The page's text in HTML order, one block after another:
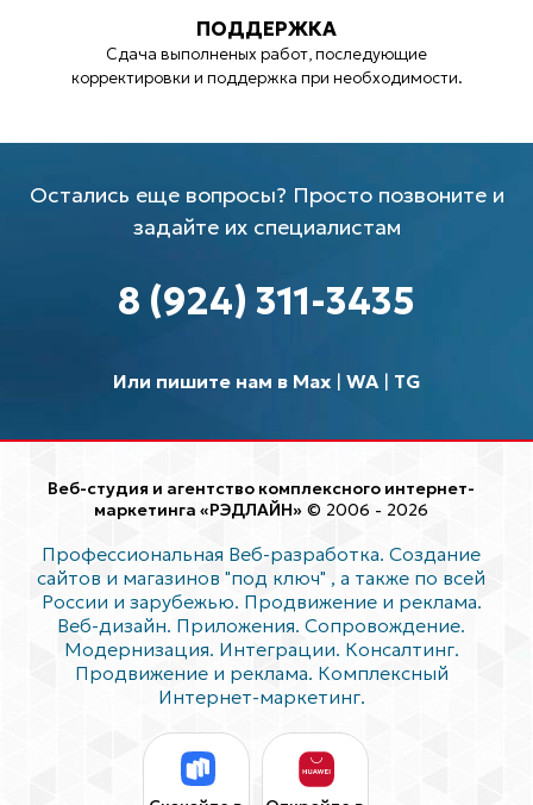
ПОДДЕРЖКА
Сдача выполненых работ, последующие
корректировки и поддержка при необходимости.
Остались еще вопросы? Просто позвоните и
задайте их специалистам
8 (924) 311-3435
Или пишите нам в Max| WA| TG
Веб-студия и агентство комплексного интернет-
маркетинга «РЭДЛАЙН» © 2006 - 2026
Профессиональная Веб-разработка. Создание
сайтов и магазинов "под ключ" , а также по всей
России и зарубежью. Продвижение и реклама.
Веб-дизайн. Приложения. Сопровождение.
Модернизация. Интеграции. Консалтинг.
Продвижение и реклама. Комплексный
Интернет-маркетинг.